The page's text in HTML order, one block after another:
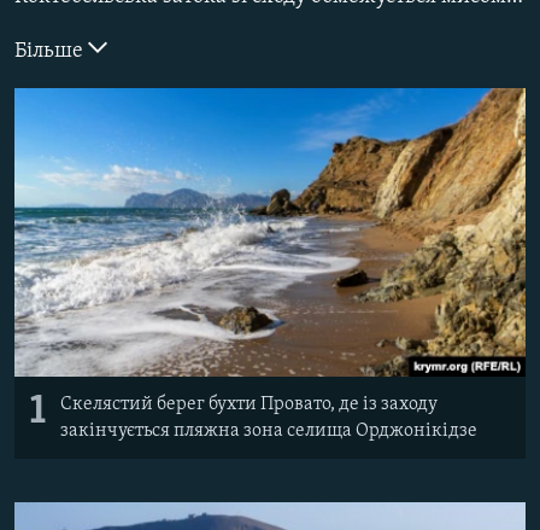
ІНФОГРАФІКА
Русский
Qırımtatar
ДОЛУЧАЙСЯ!
Усі сайти RFE/RL
Більше
1
Скелястий берег бухти Провато, де із заходу
закінчується пляжна зона селища Орджонікідзе